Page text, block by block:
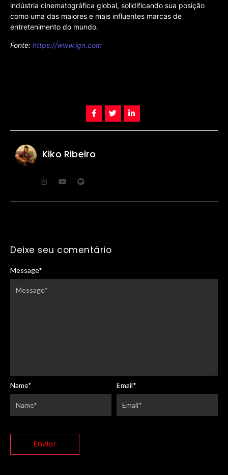
indústria cinematográfica global, solidificando sua posição
como uma das maiores e mais influentes marcas de
entretenimento do mundo.
Fonte: https://www.ign.com
Kiko Ribeiro
Deixe seu comentário
Message*
Name* Email*